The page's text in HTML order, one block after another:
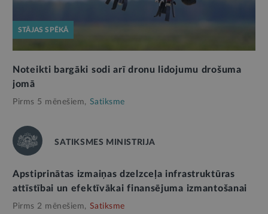
STĀJAS SPĒKĀ
Noteikti bargāki sodi arī dronu lidojumu drošuma
jomā
Pirms 5 mēnešiem, Satiksme
SATIKSMES MINISTRIJA
Apstiprinātas izmaiņas dzelzceļa infrastruktūras
attīstībai un efektīvākai finansējuma izmantošanai
Pirms 2 mēnešiem, Satiksme